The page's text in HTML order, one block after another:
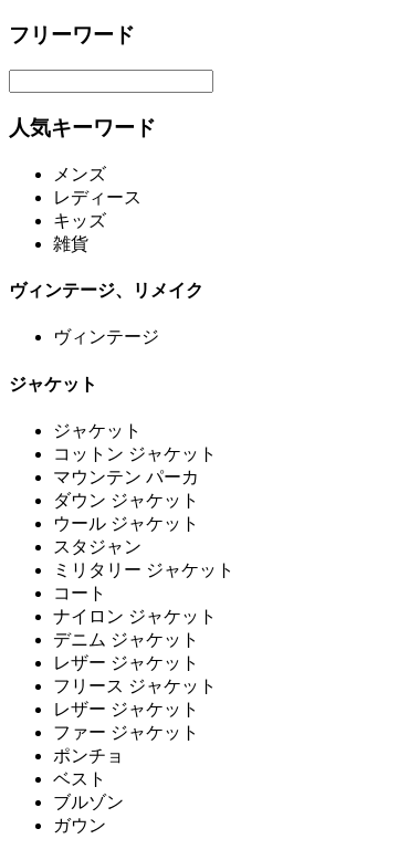
フリーワード
人気キーワード
メンズ
レディース
キッズ
雑貨
ヴィンテージ、リメイク
ヴィンテージ
ジャケット
ジャケット
コットン ジャケット
マウンテン パーカ
ダウン ジャケット
ウール ジャケット
スタジャン
ミリタリー ジャケット
コート
ナイロン ジャケット
デニム ジャケット
レザー ジャケット
フリース ジャケット
レザー ジャケット
ファー ジャケット
ポンチョ
ベスト
ブルゾン
ガウン